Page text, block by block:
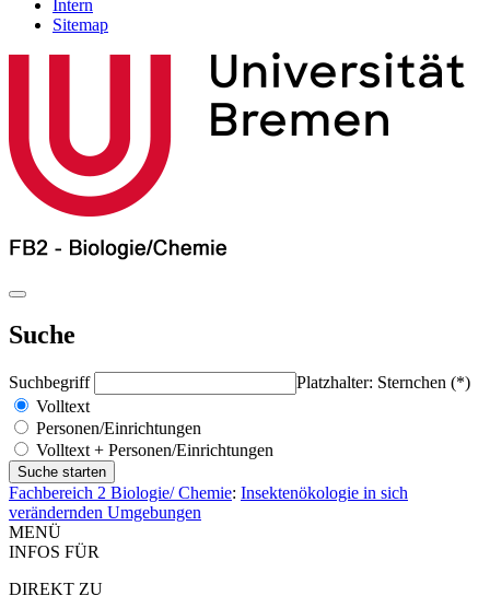
Intern
Sitemap
Suche
Suchbegriff
Platzhalter: Sternchen (*)
Volltext
Personen/Einrichtungen
Volltext + Personen/Einrichtungen
Fachbereich 2 Biologie/ Chemie: Insektenökologie in sich
verändernden Umgebungen
MENÜ
INFOS FÜR
DIREKT ZU